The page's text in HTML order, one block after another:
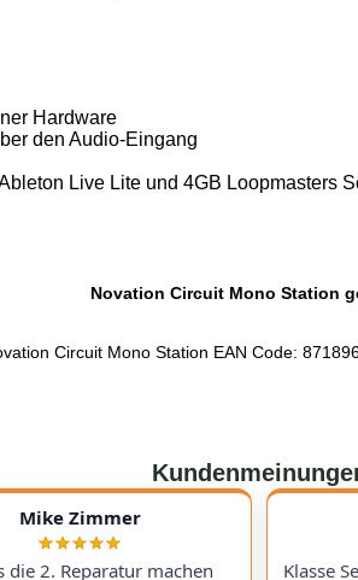
Hardware
den Audio-Eingang
Live Lite und 4GB Loopmasters
Novation Circuit Mono Station
Circuit Mono Station EAN Code:
Mike Zimmer
die 2. Reparatur machen
Klasse